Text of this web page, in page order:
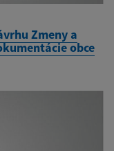
Zmeny a
obce